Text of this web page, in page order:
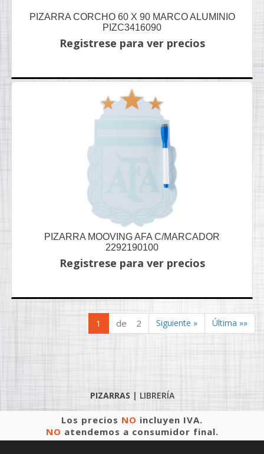
PIZARRA CORCHO 60 X 90 MARCO ALUMINIO
PIZC3416090
Registrese para ver precios
PIZARRA MOOVING AFA C/MARCADOR
2292190100
Registrese para ver precios
1 de 2 Siguiente » Última »»
PIZARRAS | LIBRERÍA
Los precios NO incluyen IVA.
NO atendemos a consumidor final.